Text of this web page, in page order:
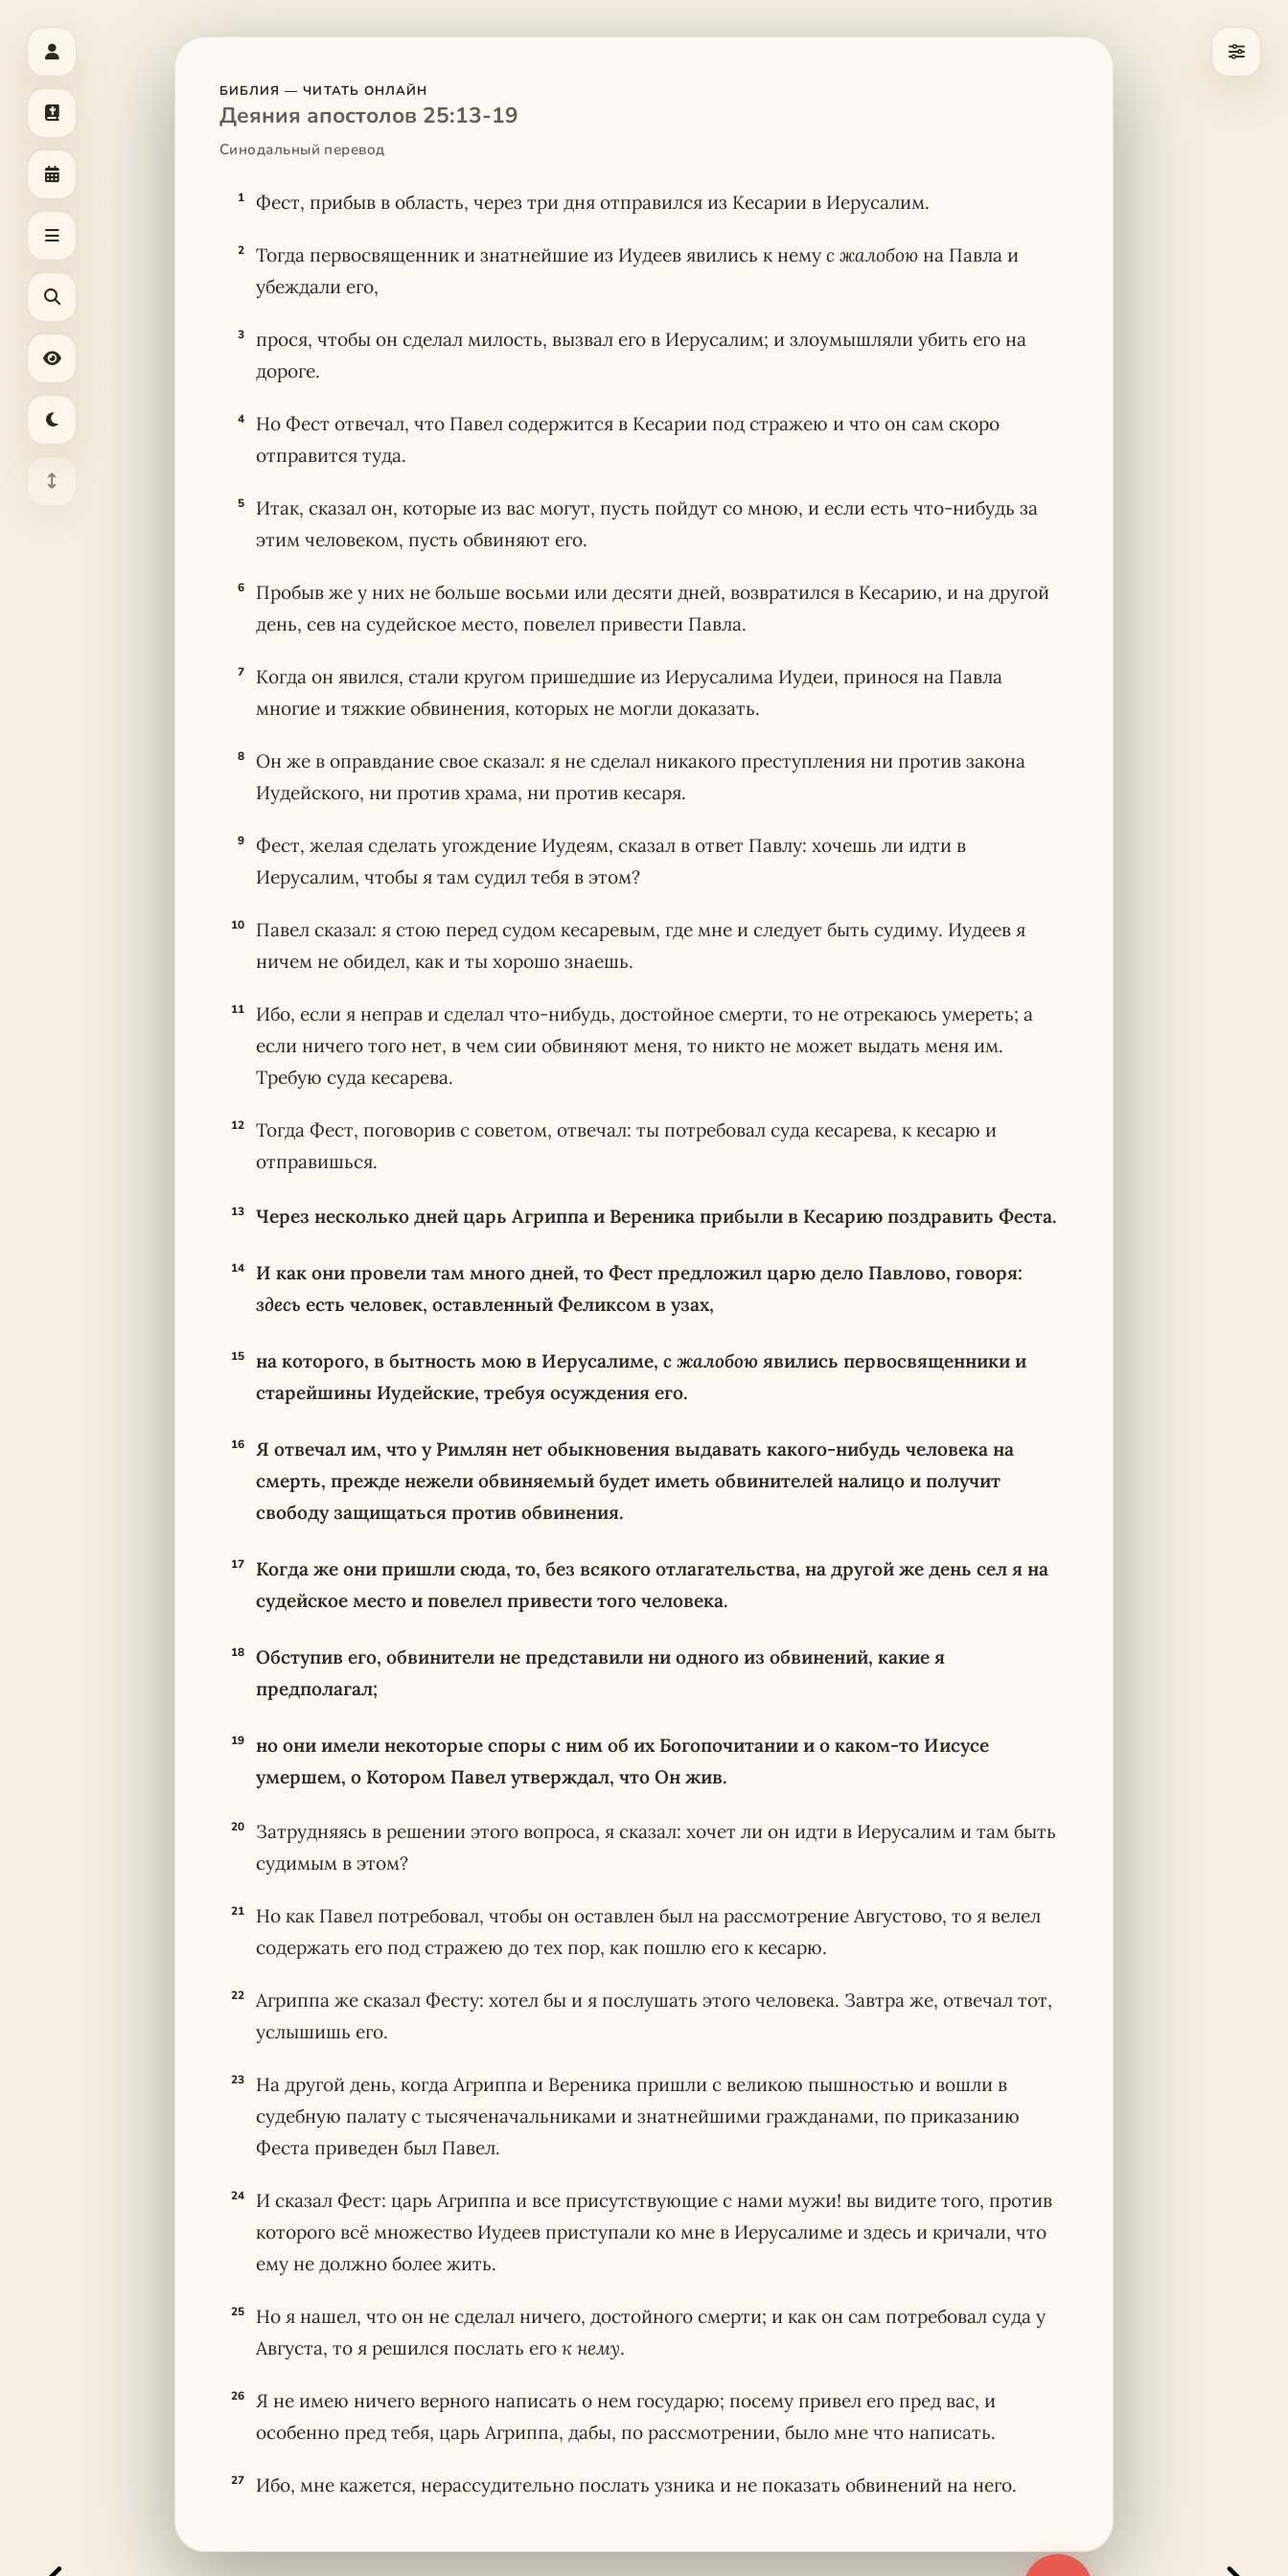
БИБЛИЯ — ЧИТАТЬ ОНЛАЙН
Деяния апостолов 25:13-19
Синодальный перевод
1 Фест, прибыв в область, через три дня отправился из Кесарии в Иерусалим.
2 Тогда первосвященник и знатнейшие из Иудеев явились к нему с жалобою на Павла и
убеждали его,
3
прося, чтобы он сделал милость, вызвал его в Иерусалим; и злоумышляли убить его на
дороге.
4
Но Фест отвечал, что Павел содержится в Кесарии под стражею и что он сам скоро
отправится туда.
5
Итак, сказал он, которые из вас могут, пусть пойдут со мною, и если есть что-нибудь за
этим человеком, пусть обвиняют его.
6
Пробыв же у них не больше восьми или десяти дней, возвратился в Кесарию, и на другой
день, сев на судейское место, повелел привести Павла.
7
Когда он явился, стали кругом пришедшие из Иерусалима Иудеи, принося на Павла
многие и тяжкие обвинения, которых не могли доказать.
8
Он же в оправдание свое сказал: я не сделал никакого преступления ни против закона
Иудейского, ни против храма, ни против кесаря.
9
Фест, желая сделать угождение Иудеям, сказал в ответ Павлу: хочешь ли идти в
Иерусалим, чтобы я там судил тебя в этом?
10
Павел сказал: я стою перед судом кесаревым, где мне и следует быть судиму. Иудеев я
ничем не обидел, как и ты хорошо знаешь.
11
Ибо, если я неправ и сделал что-нибудь, достойное смерти, то не отрекаюсь умереть; а
если ничего того нет, в чем сии обвиняют меня, то никто не может выдать меня им.
Требую суда кесарева.
12
Тогда Фест, поговорив с советом, отвечал: ты потребовал суда кесарева, к кесарю и
отправишься.
13 Через несколько дней царь Агриппа и Вереника прибыли в Кесарию поздравить Феста.
14
И как они провели там много дней, то Фест предложил царю дело Павлово, говоря:
здесь есть человек, оставленный Феликсом в узах,
15 на которого, в бытность мою в Иерусалиме, с жалобою явились первосвященники и
старейшины Иудейские, требуя осуждения его.
16
Я отвечал им, что у Римлян нет обыкновения выдавать какого-нибудь человека на
смерть, прежде нежели обвиняемый будет иметь обвинителей налицо и получит
свободу защищаться против обвинения.
17
Когда же они пришли сюда, то, без всякого отлагательства, на другой же день сел я на
судейское место и повелел привести того человека.
18
Обступив его, обвинители не представили ни одного из обвинений, какие я
предполагал;
19
но они имели некоторые споры с ним об их Богопочитании и о каком-то Иисусе
умершем, о Котором Павел утверждал, что Он жив.
20
Затрудняясь в решении этого вопроса, я сказал: хочет ли он идти в Иерусалим и там быть
судимым в этом?
21
Но как Павел потребовал, чтобы он оставлен был на рассмотрение Августово, то я велел
содержать его под стражею до тех пор, как пошлю его к кесарю.
22
Агриппа же сказал Фесту: хотел бы и я послушать этого человека. Завтра же, отвечал тот,
услышишь его.
23
На другой день, когда Агриппа и Вереника пришли с великою пышностью и вошли в
судебную палату с тысяченачальниками и знатнейшими гражданами, по приказанию
Феста приведен был Павел.
24
И сказал Фест: царь Агриппа и все присутствующие с нами мужи! вы видите того, против
которого всё множество Иудеев приступали ко мне в Иерусалиме и здесь и кричали, что
ему не должно более жить.
25
Но я нашел, что он не сделал ничего, достойного смерти; и как он сам потребовал суда у
Августа, то я решился послать его к нему.
26
Я не имею ничего верного написать о нем государю; посему привел его пред вас, и
особенно пред тебя, царь Агриппа, дабы, по рассмотрении, было мне что написать.
27 Ибо, мне кажется, нерассудительно послать узника и не показать обвинений на него.